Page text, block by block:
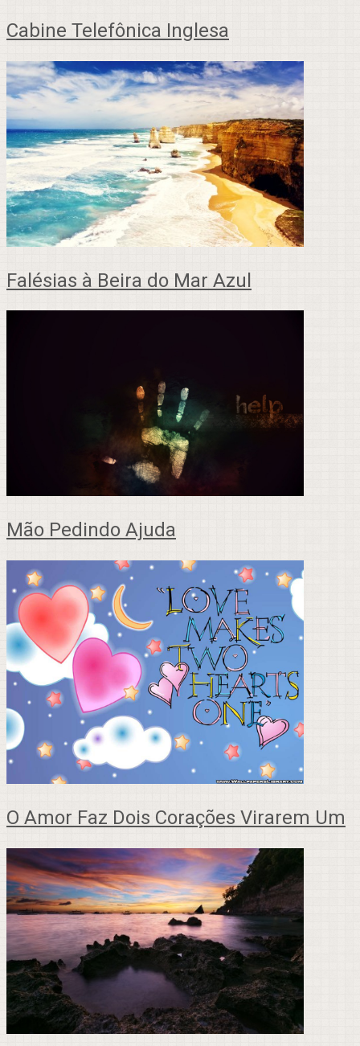
Cabine Telefônica Inglesa
Falésias à Beira do Mar Azul
Mão Pedindo Ajuda
O Amor Faz Dois Corações Virarem Um